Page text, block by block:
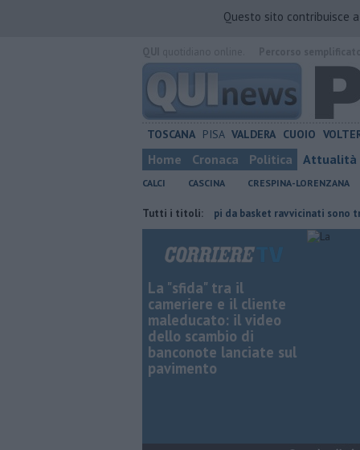
Questo sito contribuisce
TOSCANA PISA VALDERA CUOIO
Home Cronaca Politica Attualità
CALCI CASCINA CRESPINA-LORENZANA
Tutti i titoli:
Petrucci, "Tre campi da basket ravvicinati sono troppi"
La "sfida" tra il
cameriere e il cliente
maleducato: il video
dello scambio di
banconote lanciate sul
pavimento